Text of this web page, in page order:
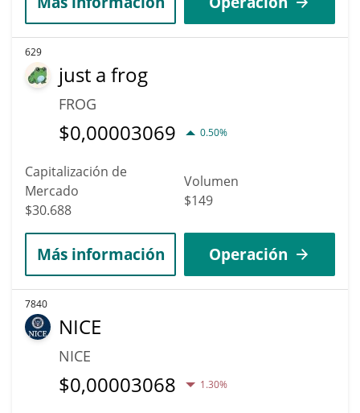
629
just a frog
FROG
$0,00003069 0.50%
Capitalización de
Mercado
$30.688
Volumen
$149
Más información Operación
7840
NICE
NICE
$0,00003068 1.30%